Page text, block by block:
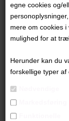
egne cookies og/
mere om cookies
mulighed for at
Herunder kan du
forskellige typer af
Heidi
6.900,00